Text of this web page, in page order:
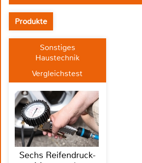
Produkte
Sonstiges
Haustechnik
Vergleichstest
Sechs Reifendruck-